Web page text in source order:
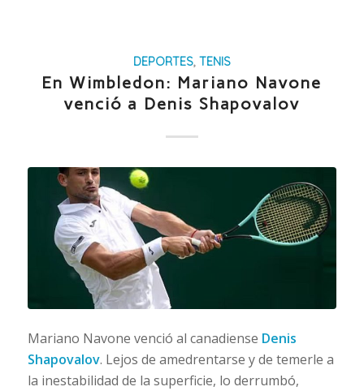
DEPORTES, TENIS
En Wimbledon: Mariano Navone
venció a Denis Shapovalov
Mariano Navone venció al canadiense Denis
Shapovalov. Lejos de amedrentarse y de temerle a
la inestabilidad de la superficie, lo derrumbó,